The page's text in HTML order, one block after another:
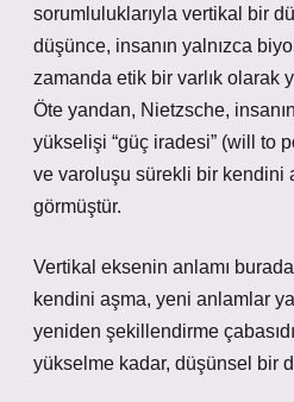
sorumluluklarıyla vertikal bir
düşünce, insanın yalnızca
zamanda etik bir varlık olarak
Öte yandan, Nietzsche,
yükselişi “güç iradesi” (will to
ve varoluşu sürekli bir kendini
görmüştür.
Vertikal eksenin anlamı
kendini aşma, yeni anlamlar
yeniden şekillendirme
yükselme kadar, düşünsel bir